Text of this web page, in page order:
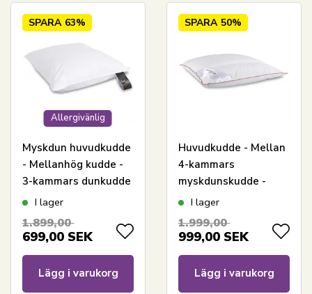
Allergivänlig
SPARA 63%
Myskdun huvudkudde
- Mellanhög kudde -
3-kammars dunkudde
- 60x63 cm - Lilly -
I lager
1.899,00
699,00 SEK
Lägg i varukorg
SPARA 50%
Huvudkudde - Mellan
4-kammars
myskdunskudde -
60x63 cm - Borg Living
I lager
1.999,00
999,00 SEK
Lägg i varukorg